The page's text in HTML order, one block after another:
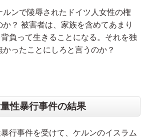
ルンで陵辱されたドイツ人女性の権
？ 被害者は、家族を含めてあまり
負って生きることになる。それを独
ったことにしろと言うのか？
性暴行事件の結果
行事件を受けて、ケルンのイスラム